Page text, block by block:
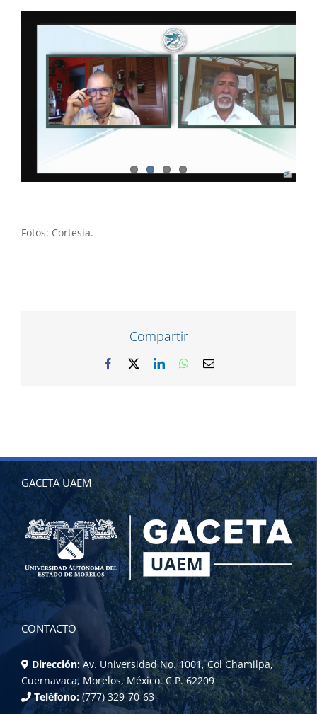
Fotos: Cortesía.
Compartir
Facebook LinkedInWhatsApp
Correo
GACETA UAEM
CONTACTO
Dirección: Av. Universidad No. 1001, Col Chamilpa,
Cuernavaca, Morelos, México. C.P. 62209
Teléfono: (777) 329-70-63